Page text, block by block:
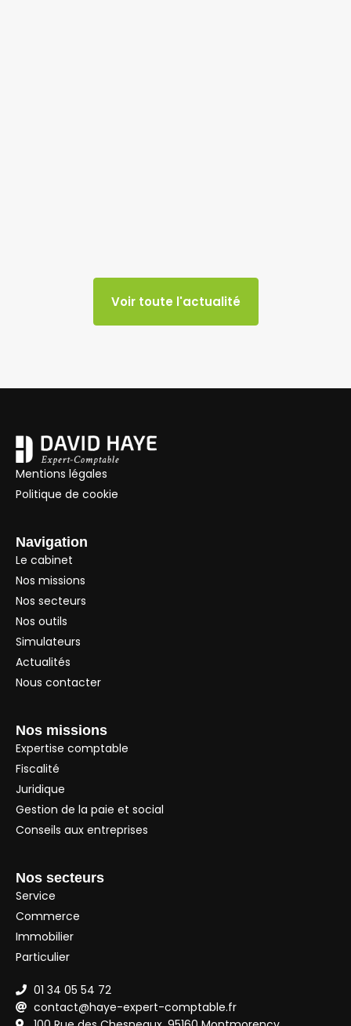
Voir toute l'actualité
Mentions légales
Politique de cookie
Navigation
Le cabinet
Nos missions
Nos secteurs
Nos outils
Simulateurs
Actualités
Nous contacter
Nos missions
Expertise comptable
Fiscalité
Juridique
Gestion de la paie et social
Conseils aux entreprises
Nos secteurs
Service
Commerce
Immobilier
Particulier
01 34 05 54 72
contact@haye-expert-comptable.fr